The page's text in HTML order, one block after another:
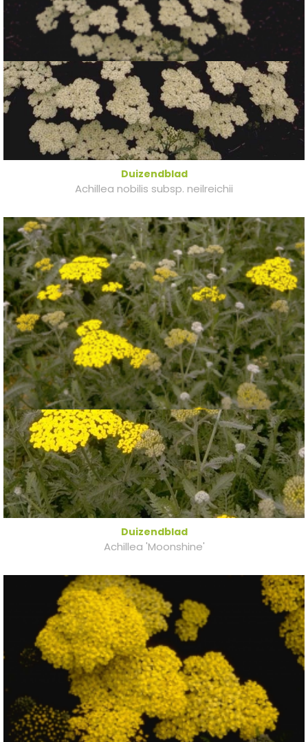
Duizendblad
Achillea nobilis subsp. neilreichii
Duizendblad
Achillea 'Moonshine'